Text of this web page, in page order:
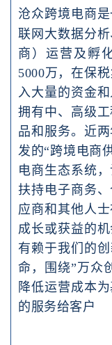
沧众跨境电商
联网大数据分
商）运营及孵
5000万，在保
入大量的资金
拥有中、高级
品和服务。近
发的“跨境电商
电商生态系统
扶持电子商务
应商和其他人
成长或获益的
有赖于我们的
命，围绕”万众
降低运营成本
的服务给客户